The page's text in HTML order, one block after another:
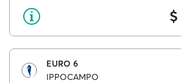
$
EURO 6
IPPOCAMPO